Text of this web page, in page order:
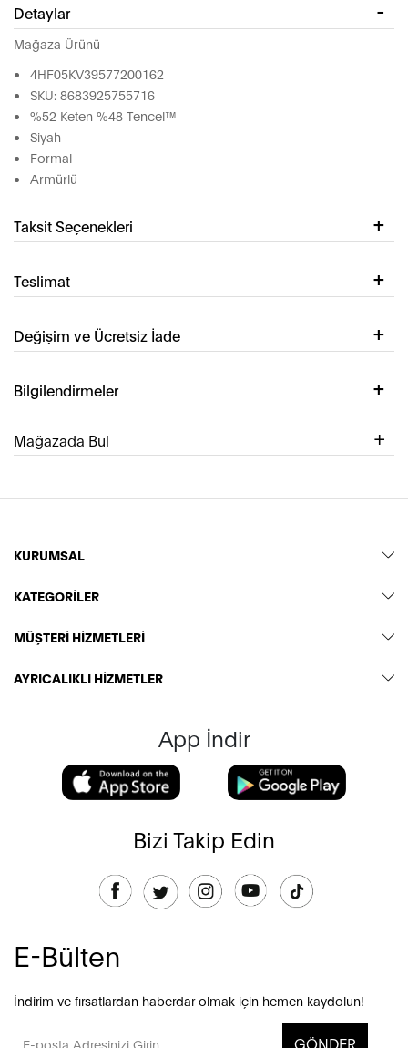
Detaylar
Mağaza Ürünü
4HF05KV39577200162
SKU: 8683925755716
%52 Keten %48 Tencel™
Siyah
Formal
Armürlü
Taksit Seçenekleri
Teslimat
Değişim ve Ücretsiz İade
Bilgilendirmeler
Mağazada Bul
KURUMSAL
KATEGORİLER
MÜŞTERİ HİZMETLERİ
AYRICALIKLI HİZMETLER
App İndir
Bizi Takip Edin
E-Bülten
İndirim ve fırsatlardan haberdar olmak için hemen kaydolun!
GÖNDER